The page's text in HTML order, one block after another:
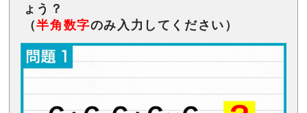
ょう？
（半角数字のみ入力してください）